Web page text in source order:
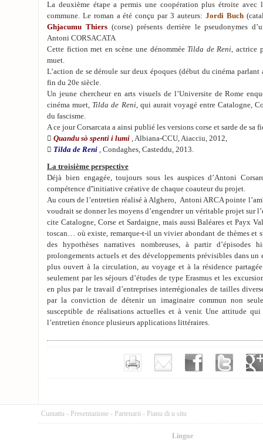
La deuxième étape a permis une coopération plus étroite avec
commune. Le roman a été conçu par 3 auteurs: Jordi Buch
Ghjacumu Thiers(corse) présents derrière le pseudonymes
Antoni CORSACATA
Cette fiction met en scène une dénommée Tilda de Reni, actrice
muet.
L’action de se déroule sur deux époques (début du cinéma parlant
fin du 20e siècle.
Un jeune chercheur en arts visuels de l’Universite de Rome
cinéma muet, Tilda de Reni, qui aurait voyagé entre Catalogne,
du fascisme.
A ce jour Corsarcata a ainsi publié les versions corse et sarde de sa
 Quandu sò spenti i lumi , Albiana-CCU, Aiacciu, 2012,
 Tilda de Reni , Condaghes, Casteddu, 2013.
La troisième perspective
Déjà bien engagée, toujours sous les auspices d’Antoni
compétence d''initiative créative de chaque coauteur du projet.
Au cours de l’entretien réalisé à Alghero, Antoni ARCA pointe
voudrait se donner les moyens d’engendrer un véritable projet sur
cite Catalogne, Corse et Sardaigne, mais aussi Baléares et Payx
toscan… où existe, remarque-t-il un vivier abondant de thèmes et
des hypothèses narratives nombreuses, à partir d’épisodes
prolongements actuels et des développements prévisibles dans un
plus ouvert à la circulation, au voyage et à la résidence
seulement par les séjours d’études de type Erasmus et les
en plus par le travail d’entreprises interrégionales de tailles
par la conviction de détenir un imaginaire commun non
susceptible de réalisations actuelles et à venir. Une attitude
l’entretien énonce plusieurs applications littéraires.
Cuntattu - Presentazione - Partenarii - Pianu di u situ
Lingue